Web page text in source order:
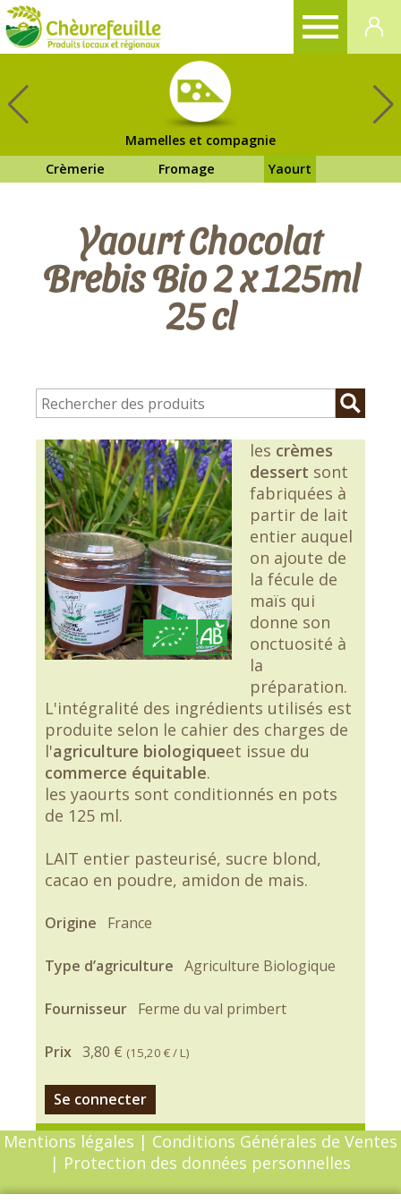
Mamelles et compagnie
Crèmerie
Fromage Yaourt
Yaourt Chocolat
Brebis Bio 2 x 125ml
25 cl
les crèmes
dessert sont
fabriquées à
partir de lait
entier auquel
on ajoute de
la fécule de
maïs qui
donne son
onctuosité à
la
préparation.
L'intégralité des ingrédients utilisés est
produite selon le cahier des charges de
l'agriculture biologiqueet issue du
commerce équitable.
les yaourts sont conditionnés en pots
de 125 ml.
LAIT entier pasteurisé, sucre blond,
cacao en poudre, amidon de mais.
Origine France
Type d’agriculture Agriculture Biologique
Fournisseur Ferme du val primbert
Prix 3,80 € (15,20 €/ L)
Se connecter
Mentions légales | Conditions Générales de Ventes
| Protection des données personnelles